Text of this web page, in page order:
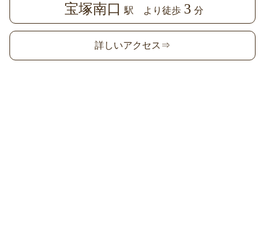
宝塚南口 駅 より徒歩 3 分
詳しいアクセス⇒